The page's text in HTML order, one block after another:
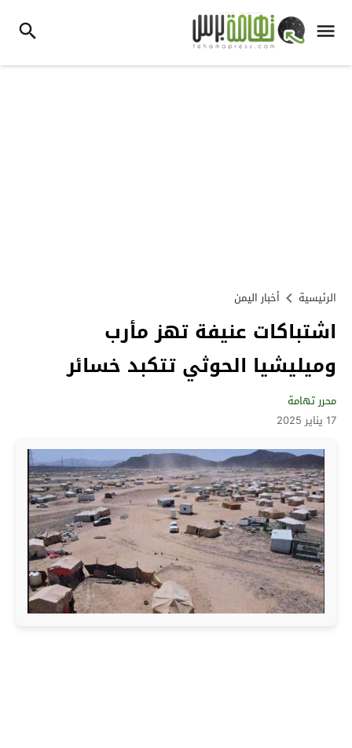
الرئيسية أخبار اليمن
اشتباكات عنيفة تهز مأرب
وميليشيا الحوثي تتكبد خسائر
محرر تهامة
17 يناير 2025